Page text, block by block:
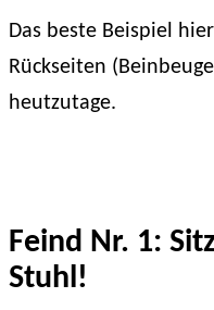
Das beste Beispiel
Rückseiten
heutzutage.
Feind Nr. 1:
Stuhl!